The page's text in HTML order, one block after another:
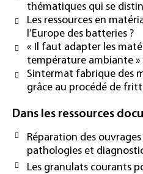
thématiques qui se
Les ressources en
l’Europe des batteries ?
« Il faut adapter les
température ambiante »
Sintermat fabrique des
grâce au procédé de
Dans les ressources
Réparation des
pathologies et
Les granulats courants